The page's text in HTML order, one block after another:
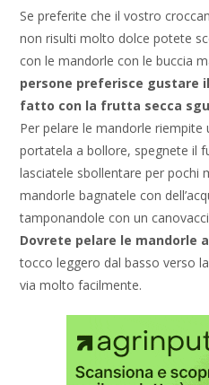
Se preferite che il vostro
non risulti molto dolce potete
con le mandorle con le buccia
persone preferisce gustare
fatto con la frutta secca
Per pelare le mandorle riempite
portatela a bollore, spegnete il
lasciatele sbollentare per pochi
mandorle bagnatele con
tamponandole con un
Dovrete pelare le mandorle
tocco leggero dal basso verso
via molto facilmente.